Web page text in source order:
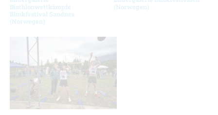
Biathlonwettkämpfe
Blinkfestival Sandnes
(Norwegen)
(Norwegen)